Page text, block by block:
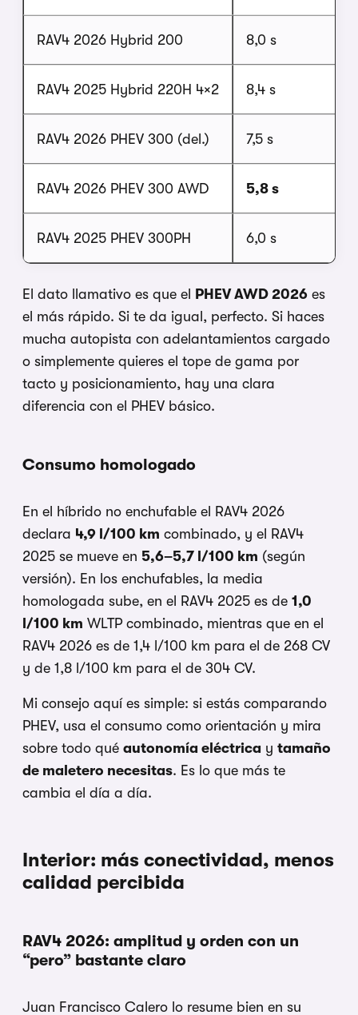
RAV4 2026 Hybrid 200 8,0 s
RAV4 2025 Hybrid 220H 4×2 8,4 s
RAV4 2026 PHEV 300 (del.) 7,5 s
RAV4 2026 PHEV 300 AWD 5,8 s
RAV4 2025 PHEV 300PH 6,0 s
El dato llamativo es que el PHEV AWD 2026 es
el más rápido. Si te da igual, perfecto. Si haces
mucha autopista con adelantamientos cargado
o simplemente quieres el tope de gama por
tacto y posicionamiento, hay una clara
diferencia con el PHEV básico.
Consumo homologado
En el híbrido no enchufable el RAV4 2026
declara 4,9 l/100 km combinado, y el RAV4
2025 se mueve en 5,6–5,7 l/100 km (según
versión). En los enchufables, la media
homologada sube, en el RAV4 2025 es de 1,0
l/100 km WLTP combinado, mientras que en el
RAV4 2026 es de 1,4 l/100 km para el de 268 CV
y de 1,8 l/100 km para el de 304 CV.
Mi consejo aquí es simple: si estás comparando
PHEV, usa el consumo como orientación y mira
sobre todo qué autonomía eléctrica y tamaño
de maletero necesitas. Es lo que más te
cambia el día a día.
Interior: más conectividad, menos
calidad percibida
RAV4 2026: amplitud y orden con un
“pero” bastante claro
Juan Francisco Calero lo resume bien en su